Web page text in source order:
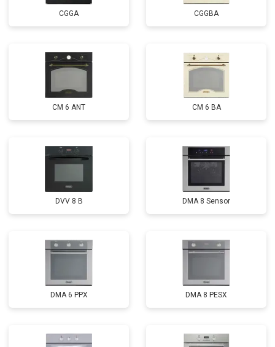
CGGA CGGBA
CM 6 ANT CM 6 BA
DVV 8 B DMA 8 Sensor
DMA 6 PPX DMA 8 PESX